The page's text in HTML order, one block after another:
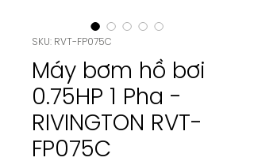
SKU: RVT-FP075C
Máy bơm hồ bơi
0.75HP 1 Pha -
RIVINGTON RVT-
FP075C